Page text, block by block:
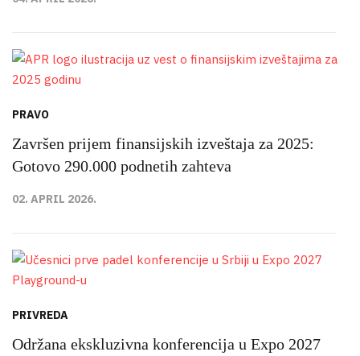
PRAVO
Završen prijem finansijskih izveštaja za 2025:
Gotovo 290.000 podnetih zahteva
02. APRIL 2026.
PRIVREDA
Održana ekskluzivna konferencija u Expo 2027